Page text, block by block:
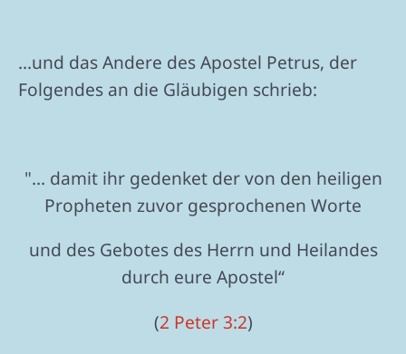
...und das Andere des Apostel Petrus, der
Folgendes an die Gläubigen schrieb:
"... damit ihr gedenket der von den heiligen
Propheten zuvor gesprochenen Worte
und des Gebotes des Herrn und Heilandes
durch eure Apostel“
(2 Peter 3:2)